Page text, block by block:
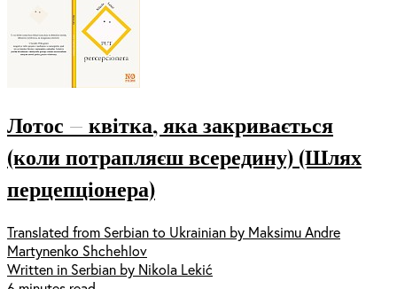
Лотос — квітка, яка закривається
(коли потрапляєш всередину) (Шлях
перцепціонера)
Translated from Serbian to Ukrainian by Maksimu Andre
Martynenko Shchehlov
Written in Serbian by Nikola Lekić